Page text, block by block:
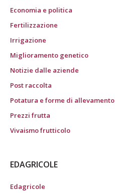
Economia e politica
Fertilizzazione
Irrigazione
Miglioramento genetico
Notizie dalle aziende
Post raccolta
Potatura e forme di allevamento
Prezzi frutta
Vivaismo frutticolo
EDAGRICOLE
Edagricole